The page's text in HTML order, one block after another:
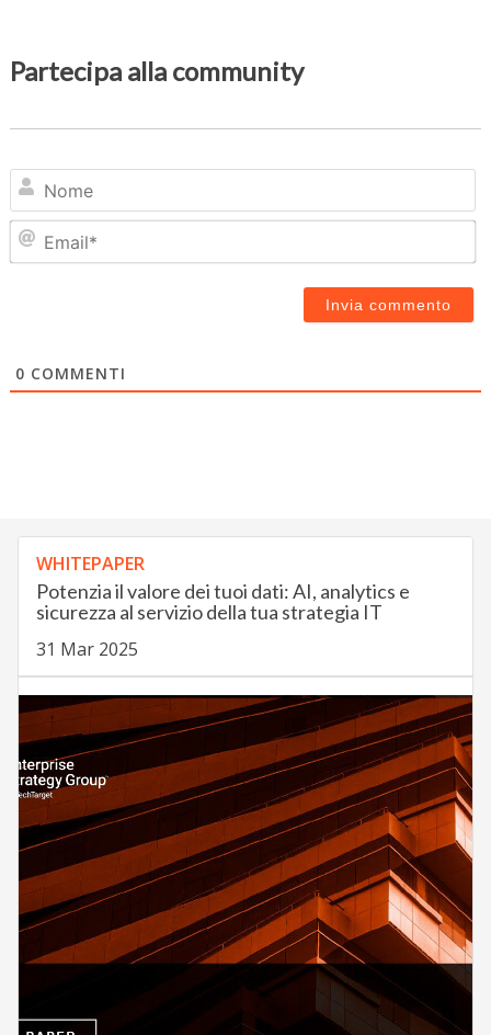
Partecipa alla community
0 COMMENTI
WHITEPAPER
Potenzia il valore dei tuoi dati: AI, analytics e
sicurezza al servizio della tua strategia IT
31 Mar 2025